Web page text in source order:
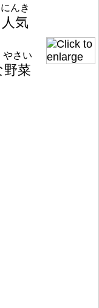
人気
にんき
野菜
やさい